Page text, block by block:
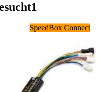
1
SpeedBox Connect